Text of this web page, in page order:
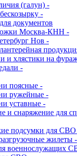
(галун) -
-
документов
Москва-КНН -
Нов -
и хлястики на
-
поясные -
ружейные -
уставные -
и снаряжение для
подсумки для
жилеты -
военнослужащих